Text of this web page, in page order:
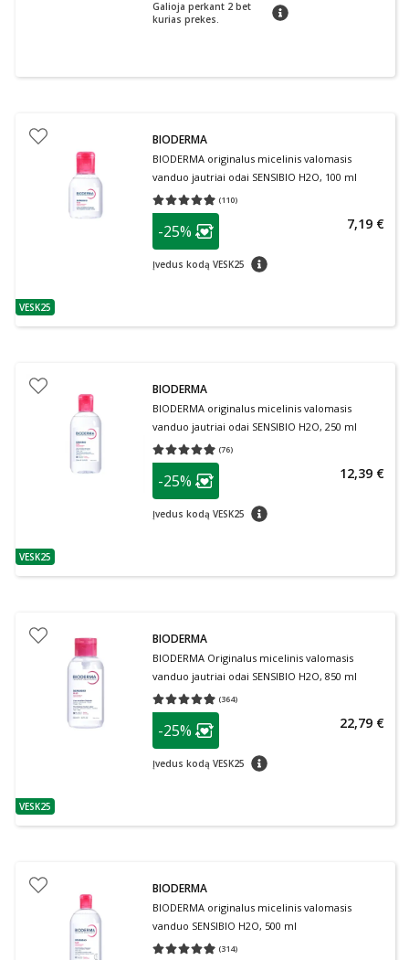
Galioja perkant 2 bet
kurias prekes.
patarimas
patarimas
VESK25
BIODERMA
BIODERMA originalus micelinis valomasis
vanduo jautriai odai SENSIBIO H2O, 100 ml
(110)
Vidutinis įvertinimas 4.95
patarimas
Lojalumo klubo narių nuolaida
-25%
Įvedus kodą VESK25 patarimas
7,19 €
patarimas
VESK25
BIODERMA
BIODERMA originalus micelinis valomasis
vanduo jautriai odai SENSIBIO H2O, 250 ml
(76)
Vidutinis įvertinimas 4.93
patarimas
Lojalumo klubo narių nuolaida
-25%
Įvedus kodą VESK25 patarimas
12,39 €
patarimas
VESK25
BIODERMA
BIODERMA Originalus micelinis valomasis
vanduo jautriai odai SENSIBIO H2O, 850 ml
(364)
Vidutinis įvertinimas 4.96
patarimas
Lojalumo klubo narių nuolaida
-25%
Įvedus kodą VESK25 patarimas
22,79 €
BIODERMA
BIODERMA originalus micelinis valomasis
vanduo SENSIBIO H2O, 500 ml
(314)
Vidutinis įvertinimas 4.97